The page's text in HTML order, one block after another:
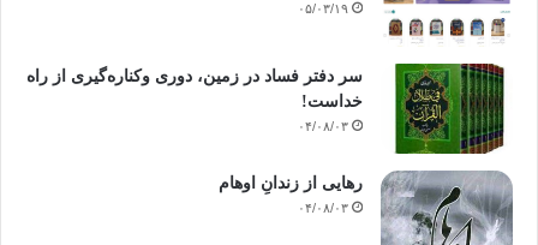
۰۵/۰۳/۱۹
سر دفتر فساد در زمین‌، دوری وکناره‌گیری از راه
خداست‌!
۰۴/۰۸/۰۳
رهایی از زندانِ اوهام
۰۴/۰۸/۰۳